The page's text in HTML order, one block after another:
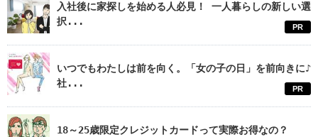
入社後に家探しを始める人必見！ 一人暮らしの新しい選
択...
PR
いつでもわたしは前を向く。「女の子の日」を前向きに♪
社...
PR
18～25歳限定クレジットカードって実際お得なの？